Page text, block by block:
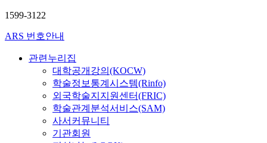
1599-3122
ARS 번호안내
관련누리집
대학공개강의(KOCW)
학술정보통계시스템(Rinfo)
외국학술지지원센터(FRIC)
학술관계분석서비스(SAM)
사서커뮤니티
기관회원